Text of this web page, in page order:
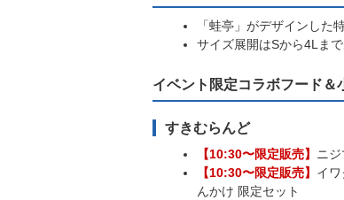
「蛙亭」がデザインした
サイズ展開はSから4Lま
イベント限定コラボフード＆
すきむらんど
【10:30〜限定販売】 ニジ
【10:30〜限定販売】 イ
んかけ 限定セット